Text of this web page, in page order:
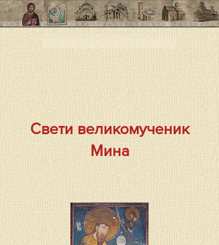
Свети великомученик
Мина